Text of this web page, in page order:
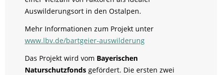
Auswilderungsort in den Ostalpen.
Mehr Informationen zum Projekt unter
www.lbv.de/bartgeier-auswilderung
Das Projekt wird vom Bayerischen
Naturschutzfonds gefördert. Die ersten zwei